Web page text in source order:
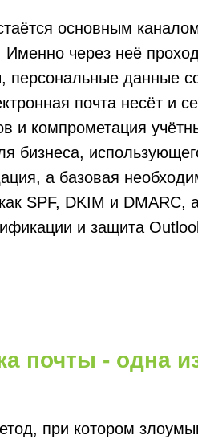
основным
через неё
данные
почта несёт и
и компрометация
бизнеса,
а базовая
SPF, DKIM и DMARC,
и защита
почты - одна
при котором